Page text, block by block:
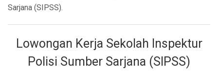
Sarjana (SIPSS).
Lowongan Kerja Sekolah Inspektur
Polisi Sumber Sarjana (SIPSS)